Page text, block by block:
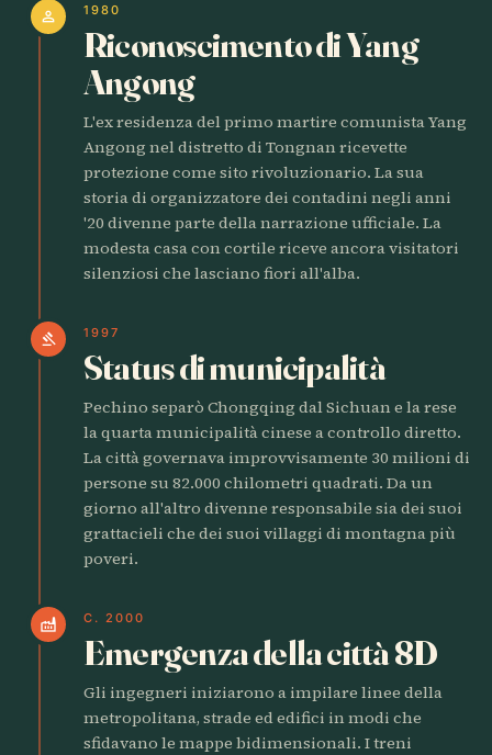
person 1980
Riconoscimento di Yang
Angong
L'ex residenza del primo martire comunista Yang
Angong nel distretto di Tongnan ricevette
protezione come sito rivoluzionario. La sua
storia di organizzatore dei contadini negli anni
'20 divenne parte della narrazione ufficiale. La
modesta casa con cortile riceve ancora visitatori
silenziosi che lasciano fiori all'alba.
gavel 1997
Status di municipalità
Pechino separò Chongqing dal Sichuan e la rese
la quarta municipalità cinese a controllo diretto.
La città governava improvvisamente 30 milioni di
persone su 82.000 chilometri quadrati. Da un
giorno all'altro divenne responsabile sia dei suoi
grattacieli che dei suoi villaggi di montagna più
poveri.
factory C. 2000
Emergenza della città 8D
Gli ingegneri iniziarono a impilare linee della
metropolitana, strade ed edifici in modi che
sfidavano le mappe bidimensionali. I treni